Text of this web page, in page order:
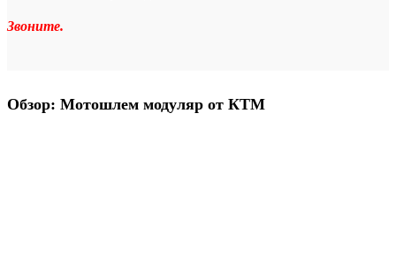
Звоните.
Обзор: Мотошлем модуляр от КТМ